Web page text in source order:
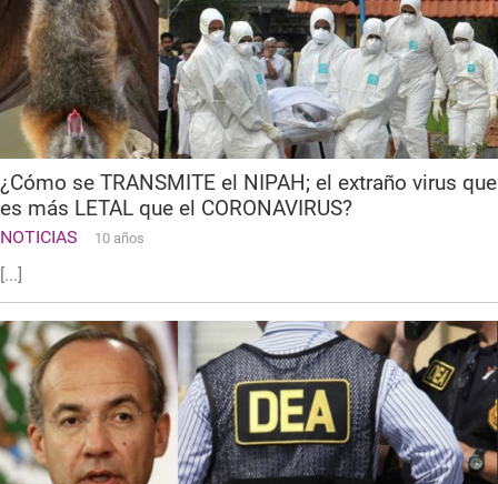
¿Cómo se TRANSMITE el NIPAH; el extraño virus que
es más LETAL que el CORONAVIRUS?
NOTICIAS 10 años
[...]